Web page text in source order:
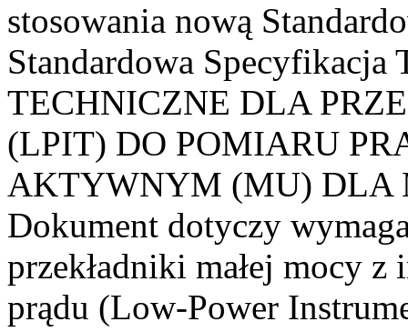
stosowania nową
Standardowa
TECHNICZNE DLA
(LPIT) DO POMIARU
AKTYWNYM (MU) DLA
Dokument dotyczy
przekładniki małej mocy
prądu (Low-Power